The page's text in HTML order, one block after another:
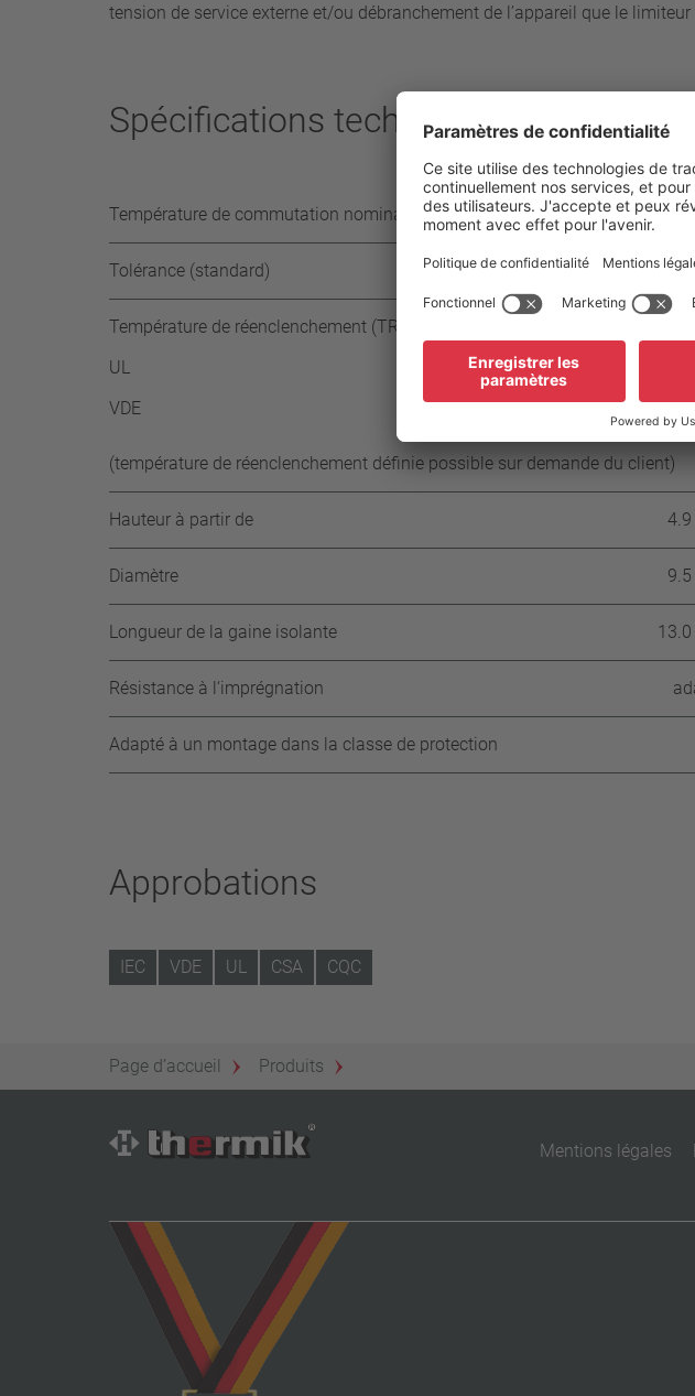
tension de service externe et/ou débranchement de l’appareil que le
Spécifications techniques
Température de commutation nominale (TCN) par paliers de 5°C 60 °C -
Tolérance (standard)
Température de réenclenchement (TR)
UL
≥
VDE
≥
(température de réenclenchement définie possible sur demande du client)
Hauteur à partir de
Diamètre
Longueur de la gaine isolante
Résistance à l‘imprégnation
Adapté à un montage dans la classe de protection
Approbations
IEC VDE UL CSA CQC
Page d’accueil Produits
Mentions légales